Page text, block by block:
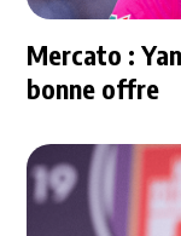
Mercato :
bonne offre